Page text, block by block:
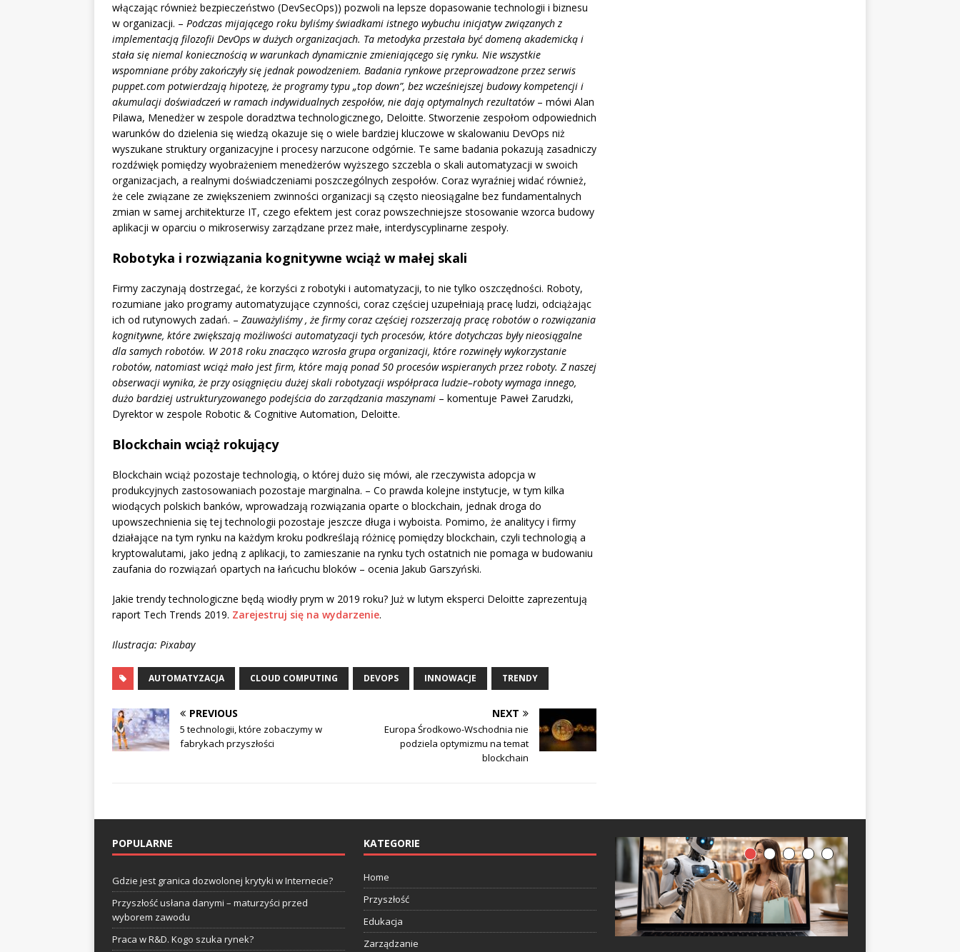
włączając również bezpieczeństwo (DevSecOps)) pozwoli na lepsze dopasowanie technologii i biznesu
w organizacji. – Podczas mijającego roku byliśmy świadkami istnego wybuchu inicjatyw związanych z
implementacją filozofii DevOps w dużych organizacjach. Ta metodyka przestała być domeną akademicką i
stała się niemal koniecznością w warunkach dynamicznie zmieniającego się rynku. Nie wszystkie
wspomniane próby zakończyły się jednak powodzeniem. Badania rynkowe przeprowadzone przez serwis
puppet.com potwierdzają hipotezę, że programy typu „top down”, bez wcześniejszej budowy kompetencji i
akumulacji doświadczeń w ramach indywidualnych zespołów, nie dają optymalnych rezultatów – mówi Alan
Pilawa, Menedżer w zespole doradztwa technologicznego, Deloitte. Stworzenie zespołom odpowiednich
warunków do dzielenia się wiedzą okazuje się o wiele bardziej kluczowe w skalowaniu DevOps niż
wyszukane struktury organizacyjne i procesy narzucone odgórnie. Te same badania pokazują zasadniczy
rozdźwięk pomiędzy wyobrażeniem menedżerów wyższego szczebla o skali automatyzacji w swoich
organizacjach, a realnymi doświadczeniami poszczególnych zespołów. Coraz wyraźniej widać również,
że cele związane ze zwiększeniem zwinności organizacji są często nieosiągalne bez fundamentalnych
zmian w samej architekturze IT, czego efektem jest coraz powszechniejsze stosowanie wzorca budowy
aplikacji w oparciu o mikroserwisy zarządzane przez małe, interdyscyplinarne zespoły.
Robotyka i rozwiązania kognitywne wciąż w małej skali
Firmy zaczynają dostrzegać, że korzyści z robotyki i automatyzacji, to nie tylko oszczędności. Roboty,
rozumiane jako programy automatyzujące czynności, coraz częściej uzupełniają pracę ludzi, odciążając
ich od rutynowych zadań. – Zauważyliśmy , że firmy coraz częściej rozszerzają pracę robotów o rozwiązania
kognitywne, które zwiększają możliwości automatyzacji tych procesów, które dotychczas były nieosiągalne
dla samych robotów. W 2018 roku znacząco wzrosła grupa organizacji, które rozwinęły wykorzystanie
robotów, natomiast wciąż mało jest firm, które mają ponad 50 procesów wspieranych przez roboty. Z naszej
obserwacji wynika, że przy osiągnięciu dużej skali robotyzacji współpraca ludzie–roboty wymaga innego,
dużo bardziej ustrukturyzowanego podejścia do zarządzania maszynami – komentuje Paweł Zarudzki,
Dyrektor w zespole Robotic & Cognitive Automation, Deloitte.
Blockchain wciąż rokujący
Blockchain wciąż pozostaje technologią, o której dużo się mówi, ale rzeczywista adopcja w
produkcyjnych zastosowaniach pozostaje marginalna. – Co prawda kolejne instytucje, w tym kilka
wiodących polskich banków, wprowadzają rozwiązania oparte o blockchain, jednak droga do
upowszechnienia się tej technologii pozostaje jeszcze długa i wyboista. Pomimo, że analitycy i firmy
działające na tym rynku na każdym kroku podkreślają różnicę pomiędzy blockchain, czyli technologią a
kryptowalutami, jako jedną z aplikacji, to zamieszanie na rynku tych ostatnich nie pomaga w budowaniu
zaufania do rozwiązań opartych na łańcuchu bloków – ocenia Jakub Garszyński.
Jakie trendy technologiczne będą wiodły prym w 2019 roku? Już w lutym eksperci Deloitte zaprezentują
raport Tech Trends 2019. Zarejestruj się na wydarzenie.
Ilustracja: Pixabay
AUTOMATYZACJA CLOUD COMPUTING DEVOPS INNOWACJE TRENDY
PREVIOUS
5 technologii, które zobaczymy w
fabrykach przyszłości
NEXT
Europa Środkowo-Wschodnia nie
podziela optymizmu na temat
blockchain
POPULARNE
Gdzie jest granica dozwolonej krytyki w Internecie?
Przyszłość usłana danymi – maturzyści przed
wyborem zawodu
Praca w R&D. Kogo szuka rynek?
KATEGORIE
Home
Przyszłość
Edukacja
Zarządzanie